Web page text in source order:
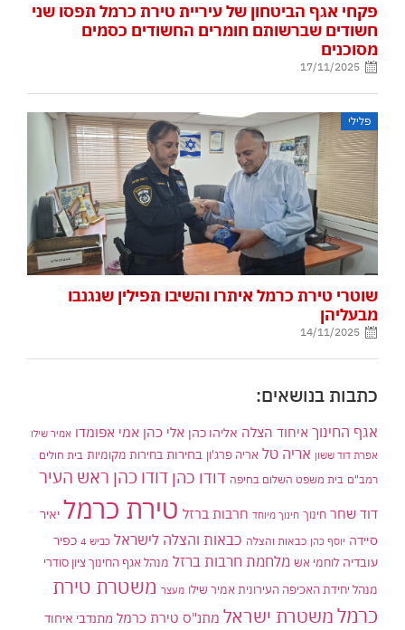
פקחי אגף הביטחון של עיריית טירת כרמל תפסו שני
חשודים שברשותם חומרים החשודים כסמים
מסוכנים
17/11/2025
פלילי
שוטרי טירת כרמל איתרו והשיבו תפילין שנגנבו
מבעליהן
14/11/2025
כתבות בנושאים:
אגף החינוך איחוד הצלה אליהו כהן אלי כהן אמי אפומדו אמיר שילו
אפרת דוד ששון אריה טל אריה פרג'ון בחירות בחירות מקומיות בית חולים
רמב"ם בית משפט השלום בחיפה דודו כהן דודו כהן ראש העיר
דוד שחר חינוך חינוך מיוחד חרבות ברזל טירת כרמל יאיר
סיידה יוסף כהן כבאות והצלה כבאות והצלה לישראל כביש 4
כפיר
עובדיה לוחמי אש מלחמת חרבות ברזל מנהל אגף החינוך ציון סודרי
מנהל יחידת האכיפה העירונית אמיר שילו מעצר משטרת טירת
כרמלמשטרת ישראל מתנ"ס טירת כרמל מתנדבי איחוד